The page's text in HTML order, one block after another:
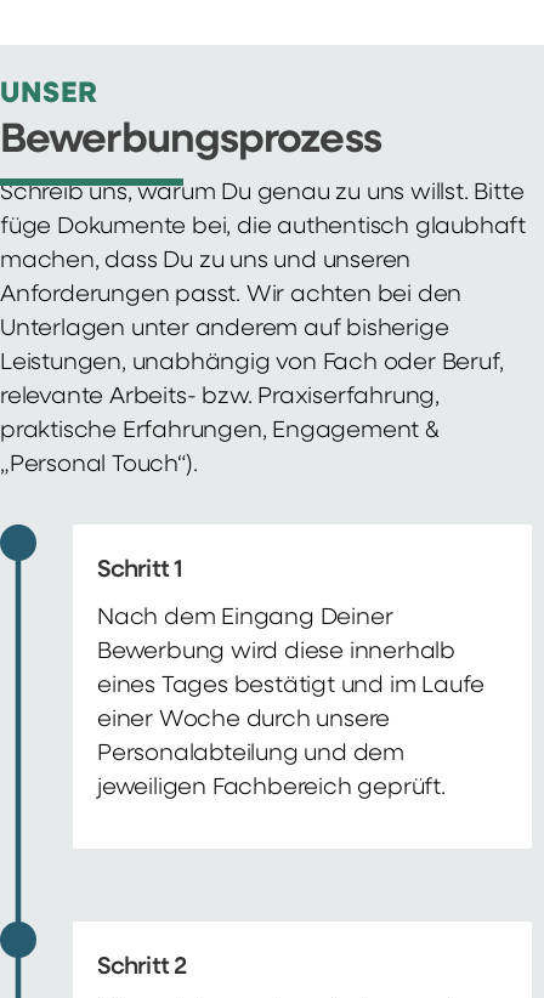
UNSER
Bewerbungsprozess
Schreib uns, warum Du genau zu uns willst. Bitte
füge Dokumente bei, die authentisch glaubhaft
machen, dass Du zu uns und unseren
Anforderungen passt. Wir achten bei den
Unterlagen unter anderem auf bisherige
Leistungen, unabhängig von Fach oder Beruf,
relevante Arbeits- bzw. Praxiserfahrung,
praktische Erfahrungen, Engagement &
„Personal Touch“).
Schritt 1
Nach dem Eingang Deiner
Bewerbung wird diese innerhalb
eines Tages bestätigt und im Laufe
einer Woche durch unsere
Personalabteilung und dem
jeweiligen Fachbereich geprüft.
Schritt 2